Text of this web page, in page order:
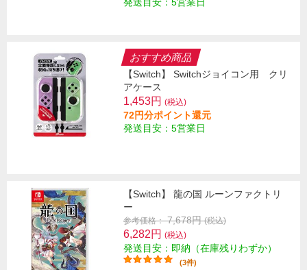
発送目安：5営業日
おすすめ商品
【Switch】 Switchジョイコン用 クリ
アケース
1,453円 (税込)
72円分ポイント還元
発送目安：5営業日
【Switch】 龍の国 ルーンファクトリ
ー
参考価格： 7,678円(税込)
6,282円 (税込)
発送目安：即納（在庫残りわずか）
(3件)